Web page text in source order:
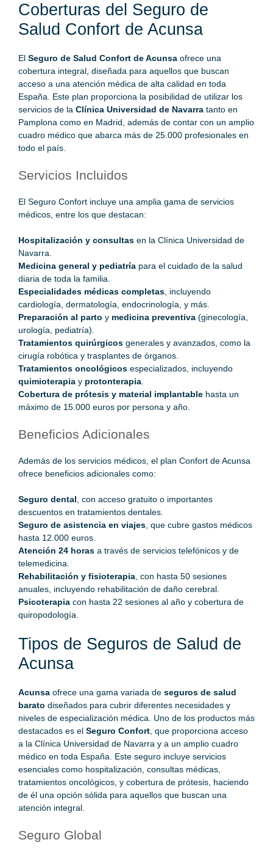
Coberturas del Seguro de
Salud Confort de Acunsa
El Seguro de Salud Confort de Acunsa ofrece una
cobertura integral, diseñada para aquellos que buscan
acceso a una atención médica de alta calidad en toda
España. Este plan proporciona la posibilidad de utilizar los
servicios de la Clínica Universidad de Navarra tanto en
Pamplona como en Madrid, además de contar con un amplio
cuadro médico que abarca más de 25.000 profesionales en
todo el país.
Servicios Incluidos
El Seguro Confort incluye una amplia gama de servicios
médicos, entre los que destacan:
Hospitalización y consultas en la Clínica Universidad de
Navarra.
Medicina general y pediatría para el cuidado de la salud
diaria de toda la familia.
Especialidades médicas completas , incluyendo
cardiología, dermatología, endocrinología, y más.
Preparación al parto y medicina preventiva (ginecología,
urología, pediatría).
Tratamientos quirúrgicos generales y avanzados, como la
cirugía robótica y trasplantes de órganos.
Tratamientos oncológicos especializados, incluyendo
quimioterapia y protonterapia
Cobertura de prótesis y material implantable hasta un
máximo de 15.000 euros por persona y año.
Beneficios Adicionales
Además de los servicios médicos, el plan Confort de Acunsa
ofrece beneficios adicionales como:
Seguro dental , con acceso gratuito o importantes
descuentos en tratamientos dentales.
Seguro de asistencia en viajes , que cubre gastos médicos
hasta 12.000 euros.
Atención 24 horas a través de servicios telefónicos y de
telemedicina.
Rehabilitación y fisioterapia , con hasta 50 sesiones
anuales, incluyendo rehabilitación de daño cerebral.
Psicoterapia con hasta 22 sesiones al año y cobertura de
quiropodología.
Tipos de Seguros de Salud de
Acunsa
Acunsa ofrece una gama variada de seguros de salud
barato diseñados para cubrir diferentes necesidades y
niveles de especialización médica. Uno de los productos más
destacados es el Seguro Confort , que proporciona acceso
a la Clínica Universidad de Navarra y a un amplio cuadro
médico en toda España. Este seguro incluye servicios
esenciales como hospitalización, consultas médicas,
tratamientos oncológicos, y cobertura de prótesis, haciendo
de él una opción sólida para aquellos que buscan una
atención integral.
Seguro Global